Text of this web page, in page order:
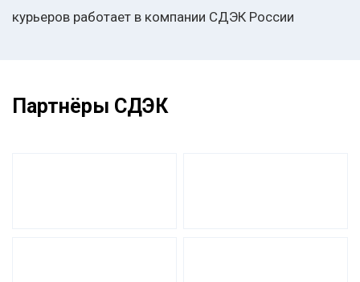
курьеров работает в компании СДЭК России
Партнёры СДЭК